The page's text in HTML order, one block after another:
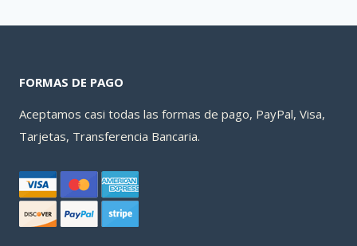
FORMAS DE PAGO
Aceptamos casi todas las formas de pago, PayPal, Visa,
Tarjetas, Transferencia Bancaria.